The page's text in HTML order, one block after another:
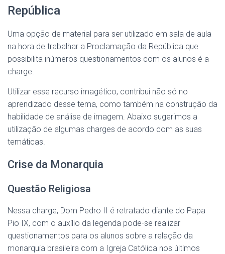
República
Uma opção de material para ser utilizado em sala de aula
na hora de trabalhar a Proclamação da República que
possibilita inúmeros questionamentos com os alunos é a
charge.
Utilizar esse recurso imagético, contribui não só no
aprendizado desse tema, como também na construção da
habilidade de análise de imagem. Abaixo sugerimos a
utilização de algumas charges de acordo com as suas
temáticas.
Crise da Monarquia
Questão Religiosa
Nessa charge, Dom Pedro II é retratado diante do Papa
Pio IX, com o auxílio da legenda pode-se realizar
questionamentos para os alunos sobre a relação da
monarquia brasileira com a Igreja Católica nos últimos